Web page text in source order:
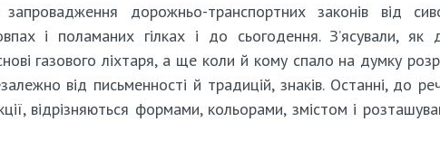
дорожньо-транспортних законів від
і поламаних гілках і до сьогодення. З’ясували, як
газового ліхтаря, а ще коли й кому спало на думку
від письменності й традицій, знаків. Останні, до
відрізняються формами, кольорами, змістом і